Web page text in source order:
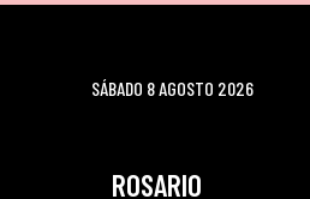
SÁBADO 8 AGOSTO 2026
ROSARIO